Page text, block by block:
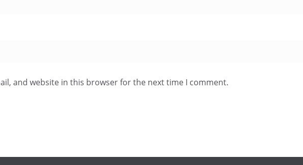
and website in this browser for the next time I comment.